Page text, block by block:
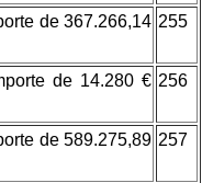
de 367.266,14 255
de 14.280 € 256
de 589.275,89 257